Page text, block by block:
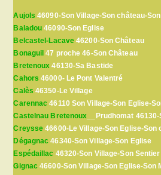
Aujols 46090-Son Village-Son château-
Baladou 46090-Son Eglise
Belcastel-Lacave 46200-Son Château
Bonaguil 47 proche 46-Son Château
Bretenoux 46130-Sa Bastide
Cahors 46000- Le Pont Valentré
Calès 46350-Le Village
Carennac 46110 Son Village-Son Eglise-
Castelnau Bretenoux __Prudhomat
Creysse 46600-Le Village-Son Eglise-Son
Dégagnac 46340-Son Village-Son Eglise
Espédaillac 46320-Son Village-Son
Gignac 46600-Son Village-Son Eglise-Son